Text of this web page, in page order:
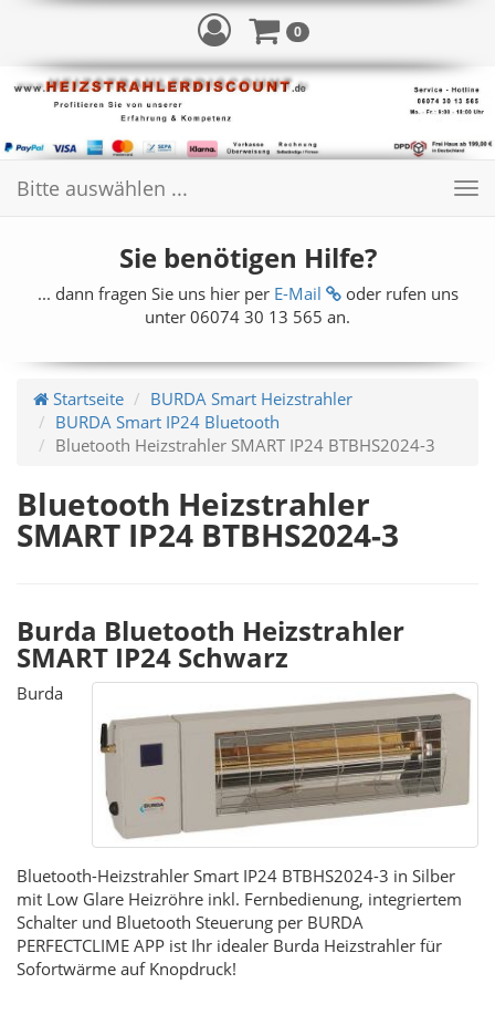
0
Bitte auswählen ...
Sie benötigen Hilfe?
... dann fragen Sie uns hier per E-Mail
oder rufen uns
unter 06074 30 13 565 an.
Startseite
BURDA Smart Heizstrahler
BURDA Smart IP24 Bluetooth
Bluetooth Heizstrahler SMART IP24 BTBHS2024-3
Bluetooth Heizstrahler
SMART IP24 BTBHS2024-3
Burda Bluetooth Heizstrahler
SMART IP24 Schwarz
Burda
Bluetooth-Heizstrahler Smart IP24 BTBHS2024-3 in Silber
mit Low Glare Heizröhre inkl. Fernbedienung, integriertem
Schalter und Bluetooth Steuerung per BURDA
PERFECTCLIME APP ist Ihr idealer Burda Heizstrahler für
Sofortwärme auf Knopdruck!